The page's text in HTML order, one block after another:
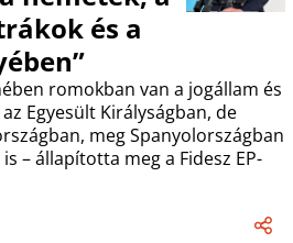
és a
romokban van a jogállam és
Egyesült Királyságban, de
meg Spanyolországban
– állapította meg a Fidesz EP-